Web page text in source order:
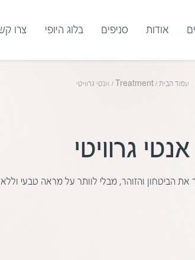
אודות סניפים בלוג היופי צרו
עמוד הבית /
Treatment
/ אנטי גרוויטי
אנטי גרוויטי
הביטחון והזוהר, מבלי לוותר על מראה טבעי וללא